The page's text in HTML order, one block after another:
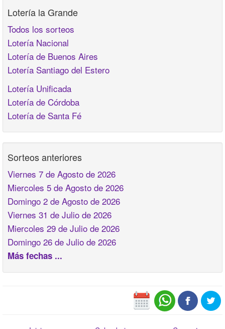
Lotería la Grande
Todos los sorteos
Lotería Nacional
Lotería de Buenos Aires
Lotería Santiago del Estero
Lotería Unificada
Lotería de Córdoba
Lotería de Santa Fé
Sorteos anteriores
Viernes 7 de Agosto de 2026
Miercoles 5 de Agosto de 2026
Domingo 2 de Agosto de 2026
Viernes 31 de Julio de 2026
Miercoles 29 de Julio de 2026
Domingo 26 de Julio de 2026
Más fechas ...